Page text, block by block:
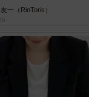
し、「まるで覚え
」とツッコミを入
一（RinToris）